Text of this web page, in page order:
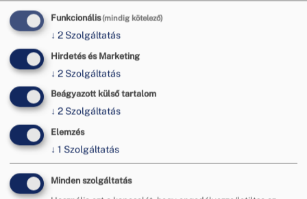
Tájékoztatás a hőségriadó miatti
ügyfélfogadási rendről
Funkcionális(mindig kötelező)
↓ 2 Szolgáltatás
Hirdetés és Marketing
↓ 2 Szolgáltatás
Beágyazott külső tartalom
↓ 2 Szolgáltatás
Elemzés
↓ 1 Szolgáltatás
Minden szolgáltatás